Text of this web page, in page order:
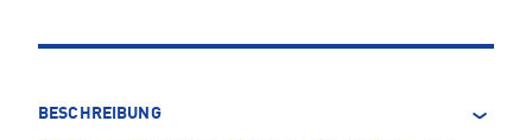
BESCHREIBUNG